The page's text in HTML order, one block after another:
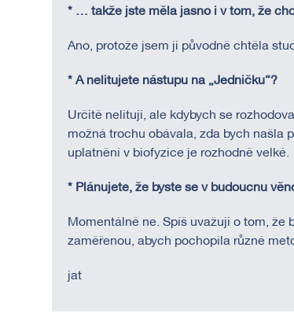
* … takže jste měla jasno i v tom, že
Ano, protože jsem ji původně chtěla
* A nelitujete nástupu na „Jedničku“?
Určitě nelituji, ale kdybych se
možná trochu obávala, zda bych našla
uplatnění v biofyzice je rozhodně velké.
* Plánujete, že byste se v budoucnu
Momentálně ne. Spíš uvažuji o tom,
zaměřenou, abych pochopila různé
jat